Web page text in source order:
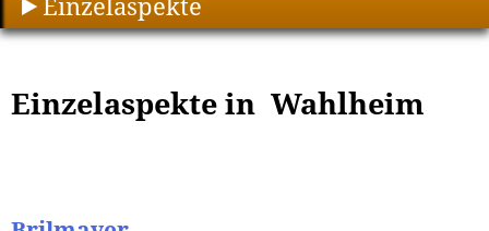
Einzelaspekte
Einzelaspekte in Wahlheim